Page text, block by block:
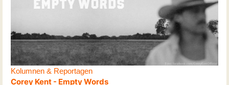
Kolumnen & Reportagen
Corey Kent - Empty Words